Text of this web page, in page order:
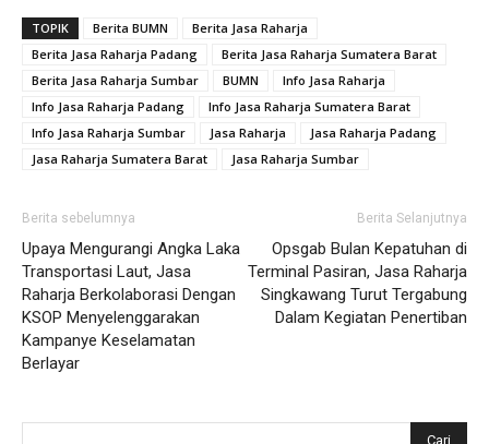
TOPIK Berita BUMN
Berita Jasa Raharja
Berita Jasa Raharja Padang
Berita Jasa Raharja Sumatera Barat
Berita Jasa Raharja Sumbar
BUMN
Info Jasa Raharja
Info Jasa Raharja Padang
Info Jasa Raharja Sumatera Barat
Info Jasa Raharja Sumbar
Jasa Raharja
Jasa Raharja Padang
Jasa Raharja Sumatera Barat
Jasa Raharja Sumbar
Berita sebelumnya
Upaya Mengurangi Angka Laka
Transportasi Laut, Jasa
Raharja Berkolaborasi Dengan
KSOP Menyelenggarakan
Kampanye Keselamatan
Berlayar
Berita Selanjutnya
Opsgab Bulan Kepatuhan di
Terminal Pasiran, Jasa Raharja
Singkawang Turut Tergabung
Dalam Kegiatan Penertiban